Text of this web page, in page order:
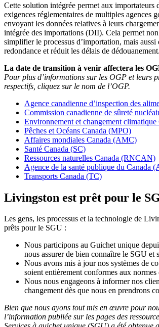
Cette solution intégrée permet aux importateurs
exigences réglementaires de multiples agences
envoyant les données relatives à leurs
intégrée des importations (DII). Cela permet
simplifier le processus d’importation, mais aussi
redondance et réduit les délais de dédouanement.
La date de transition à venir affectera les
Pour plus d’informations sur les OGP et leurs
respectifs, cliquez sur le nom de l’OGP.
Agence canadienne d’inspection des
Commission canadienne de sûreté
Environnement et changement
Pêches et Océans Canada (MPO)
Affaires mondiales Canada (AMC)
Santé Canada (SC)
Ressources naturelles Canada (RNCAN)
Agence de la santé publique du Canada
Transports Canada (TC)
Livingston est prêt pour le
Les gens, les processus et la technologie de
prêts pour le SGU :
Nous participons au Guichet unique
nous assurer de bien connaître le SGU et
Nous avons mis à jour nos systèmes de
soient entièrement conformes aux
Nous nous engageons à informer nos
changement dès que nous en prendrons
Bien que nous ayons tout mis en œuvre pour
l’information publiée sur les pages des